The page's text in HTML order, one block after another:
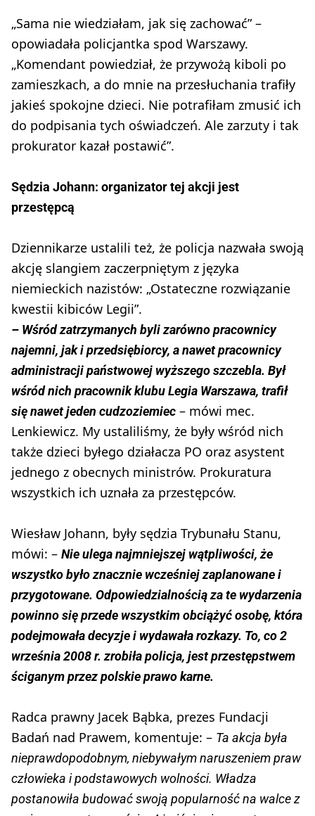
„Sama nie wiedziałam, jak się zachować” –
opowiadała policjantka spod Warszawy.
„Komendant powiedział, że przywożą kiboli po
zamieszkach, a do mnie na przesłuchania trafiły
jakieś spokojne dzieci. Nie potrafiłam zmusić ich
do podpisania tych oświadczeń. Ale zarzuty i tak
prokurator kazał postawić”.
Sędzia Johann: organizator tej akcji jest
przestępcą
Dziennikarze ustalili też, że policja nazwała swoją
akcję slangiem zaczerpniętym z języka
niemieckich nazistów: „Ostateczne rozwiązanie
kwestii kibiców Legii”.
– Wśród zatrzymanych byli zarówno pracownicy
najemni, jak i przedsiębiorcy, a nawet pracownicy
administracji państwowej wyższego szczebla. Był
wśród nich pracownik klubu Legia Warszawa, trafił
się nawet jeden cudzoziemiec – mówi mec.
Lenkiewicz. My ustaliliśmy, że były wśród nich
także dzieci byłego działacza PO oraz asystent
jednego z obecnych ministrów. Prokuratura
wszystkich ich uznała za przestępców.
Wiesław Johann, były sędzia Trybunału Stanu,
mówi: – Nie ulega najmniejszej wątpliwości, że
wszystko było znacznie wcześniej zaplanowane i
przygotowane. Odpowiedzialnością za te wydarzenia
powinno się przede wszystkim obciążyć osobę, która
podejmowała decyzje i wydawała rozkazy. To, co 2
września 2008 r. zrobiła policja, jest przestępstwem
ściganym przez polskie prawo karne.
Radca prawny Jacek Bąbka, prezes Fundacji
Badań nad Prawem, komentuje: – Ta akcja była
nieprawdopodobnym, niebywałym naruszeniem praw
człowieka i podstawowych wolności. Władza
postanowiła budować swoją popularność na walce z